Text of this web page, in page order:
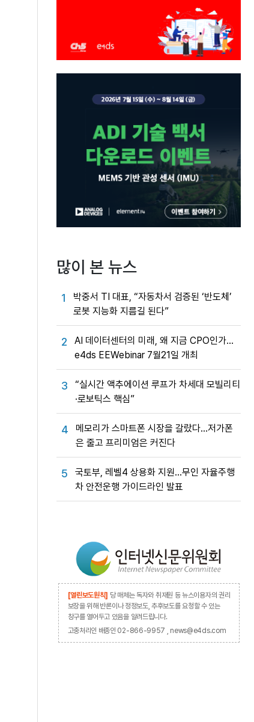
많이 본 뉴스
1
박중서 TI 대표, “자동차서 검증된 ‘반도체’
로봇 지능화 지름길 된다”
2
AI 데이터센터의 미래, 왜 지금 CPO인가…
e4ds EEWebinar 7월21일 개최
3
“실시간 액추에이션 루프가 차세대 모빌리티
·로보틱스 핵심”
4
메모리가 스마트폰 시장을 갈랐다…저가폰
은 줄고 프리미엄은 커진다
5
국토부, 레벨4 상용화 지원…무인 자율주행
차 안전운행 가이드라인 발표
[열린보도원칙] 당 매체는 독자와 취재원 등 뉴스이용자의 권리
보장을 위해 반론이나 정정보도, 추후보도를 요청할 수 있는
창구를 열어두고 있음을 알려드립니다.
고충처리인 배종인 02-866-9957 , news@e4ds.com